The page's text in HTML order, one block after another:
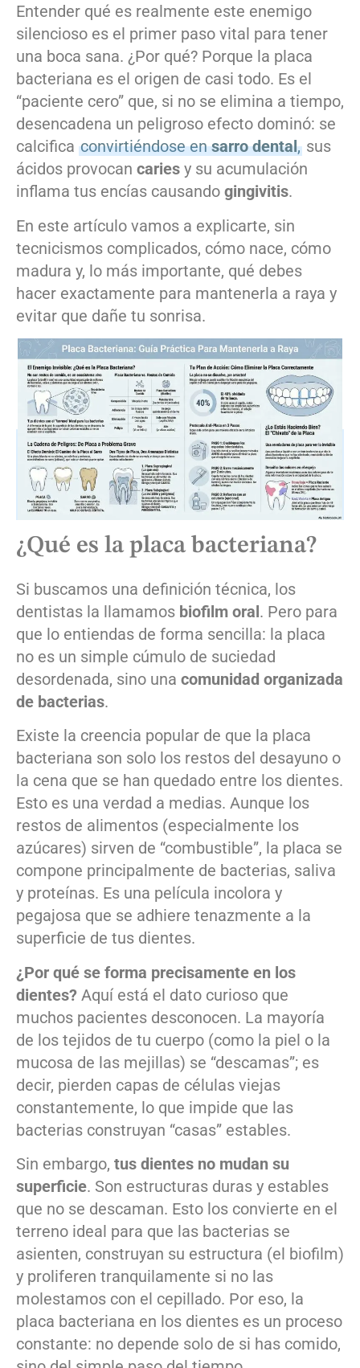
Entender qué es realmente este enemigo
silencioso es el primer paso vital para tener
una boca sana. ¿Por qué? Porque la placa
bacteriana es el origen de casi todo. Es el
“paciente cero” que, si no se elimina a tiempo,
desencadena un peligroso efecto dominó: se
calcifica convirtiéndose ensarro dental, sus
ácidos provocan caries y su acumulación
inflama tus encías causando gingivitis.
En este artículo vamos a explicarte, sin
tecnicismos complicados, cómo nace, cómo
madura y, lo más importante, qué debes
hacer exactamente para mantenerla a raya y
evitar que dañe tu sonrisa.
¿Qué es la placa bacteriana?
Si buscamos una definición técnica, los
dentistas la llamamos biofilm oral. Pero para
que lo entiendas de forma sencilla: la placa
no es un simple cúmulo de suciedad
desordenada, sino una comunidad organizada
de bacterias.
Existe la creencia popular de que la placa
bacteriana son solo los restos del desayuno o
la cena que se han quedado entre los dientes.
Esto es una verdad a medias. Aunque los
restos de alimentos (especialmente los
azúcares) sirven de “combustible”, la placa se
compone principalmente de bacterias, saliva
y proteínas. Es una película incolora y
pegajosa que se adhiere tenazmente a la
superficie de tus dientes.
¿Por qué se forma precisamente en los
dientes? Aquí está el dato curioso que
muchos pacientes desconocen. La mayoría
de los tejidos de tu cuerpo (como la piel o la
mucosa de las mejillas) se “descamas”; es
decir, pierden capas de células viejas
constantemente, lo que impide que las
bacterias construyan “casas” estables.
Sin embargo, tus dientes no mudan su
superficie. Son estructuras duras y estables
que no se descaman. Esto los convierte en el
terreno ideal para que las bacterias se
asienten, construyan su estructura (el biofilm)
y proliferen tranquilamente si no las
molestamos con el cepillado. Por eso, la
placa bacteriana en los dientes es un proceso
constante: no depende solo de si has comido,